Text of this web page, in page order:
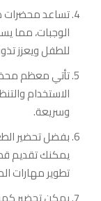
تساعد محضرات
الوجبات، مما
للطفل ويعزز
تأتي معظم
الاستخدام
وسريعة.
بفضل تحضير
يمكنك تقديم
تطوير مهارات